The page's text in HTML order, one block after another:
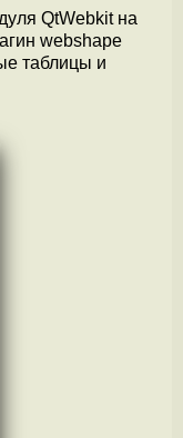
QtWebkit на
webshape
таблицы и